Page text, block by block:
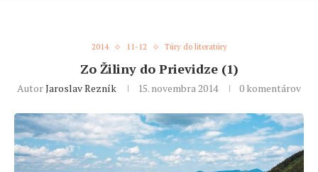
2014 11-12 Túry do literatúry
Zo Žiliny do Prievidze (1)
AutorJaroslav Rezník 15. novembra 2014 0 komentárov